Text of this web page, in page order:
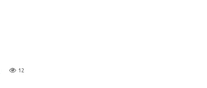
12